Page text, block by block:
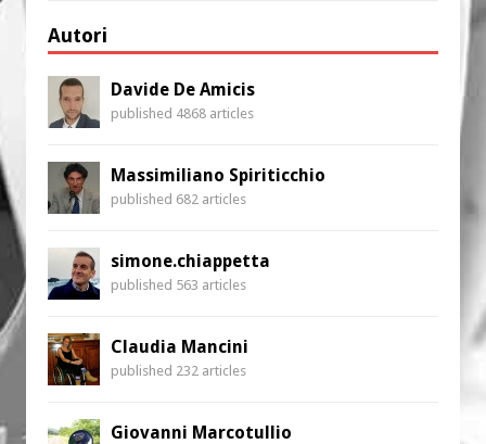
Autori
Davide De Amicis
published 4868 articles
Massimiliano Spiriticchio
published 682 articles
simone.chiappetta
published 563 articles
Claudia Mancini
published 232 articles
Giovanni Marcotullio